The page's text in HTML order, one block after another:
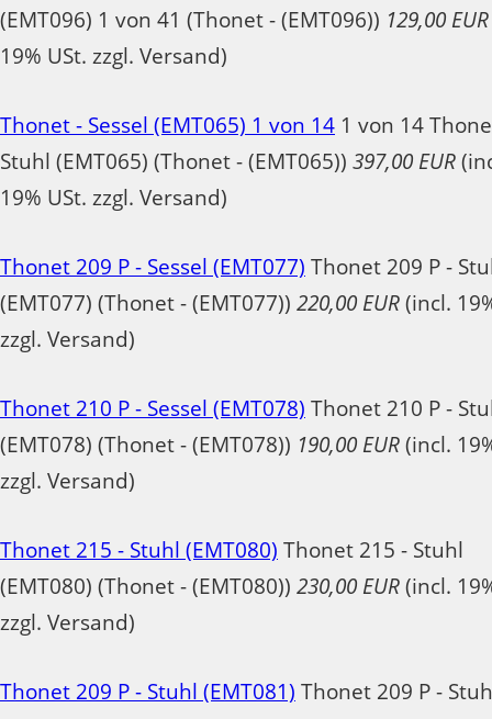
(EMT096) 1 von 41 (Thonet - (EMT096)) 129,00 EUR
19% USt. zzgl. Versand)
Thonet - Sessel (EMT065) 1 von 14 1 von 14
Stuhl (EMT065) (Thonet - (EMT065)) 397,00 EUR
19% USt. zzgl. Versand)
Thonet 209 P - Sessel (EMT077) Thonet 209 P -
(EMT077) (Thonet - (EMT077)) 220,00 EUR (incl.
zzgl. Versand)
Thonet 210 P - Sessel (EMT078) Thonet 210 P -
(EMT078) (Thonet - (EMT078)) 190,00 EUR (incl.
zzgl. Versand)
Thonet 215 - Stuhl (EMT080) Thonet 215 - Stuhl
(EMT080) (Thonet - (EMT080)) 230,00 EUR (incl.
zzgl. Versand)
Thonet 209 P - Stuhl (EMT081) Thonet 209 P -